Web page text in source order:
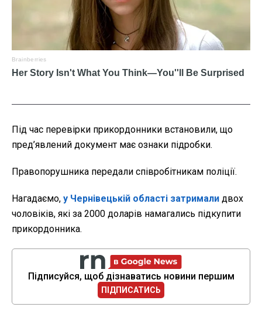
Під час перевірки прикордонники встановили, що
пред’явлений документ має ознаки підробки.
Правопорушника передали співробітникам поліції.
Нагадаємо, у Чернівецькій області затримали двох
чоловіків, які за 2000 доларів намагались підкупити
прикордонника.
Підписуйся, щоб дізнаватись новини першим
ПІДПИСАТИСЬ